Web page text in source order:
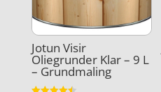
Jotun Visir
Oliegrunder Klar – 9 L
– Grundmaling